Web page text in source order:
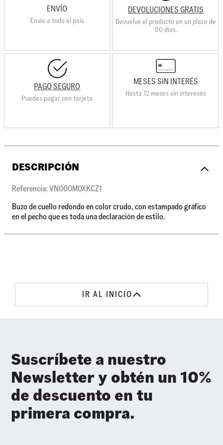
ENVÍO
Envio a todo el país
DEVOLUCIONES GRATIS
Devuelve el producto en un plazo de
90 días.
PAGO SEGURO
Puedes pagar con tarjeta
MESES SIN INTERÉS
Hasta 12 meses sin intereses
DESCRIPCIÓN
Referencia: VN000M0XKCZ1
Buzo de cuello redondo en color crudo, con estampado gráfico
en el pecho que es toda una declaración de estilo.
IR AL INICIO
Suscríbete a nuestro
Newsletter y obtén un 10%
de descuento en tu
primera compra.